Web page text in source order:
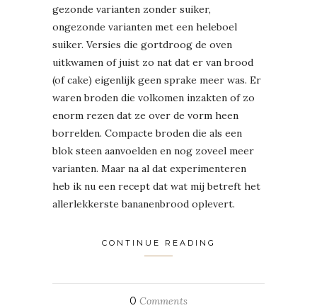
gezonde varianten zonder suiker,
ongezonde varianten met een heleboel
suiker. Versies die gortdroog de oven
uitkwamen of juist zo nat dat er van brood
(of cake) eigenlijk geen sprake meer was. Er
waren broden die volkomen inzakten of zo
enorm rezen dat ze over de vorm heen
borrelden. Compacte broden die als een
blok steen aanvoelden en nog zoveel meer
varianten. Maar na al dat experimenteren
heb ik nu een recept dat wat mij betreft het
allerlekkerste bananenbrood oplevert.
CONTINUE READING
0 Comments